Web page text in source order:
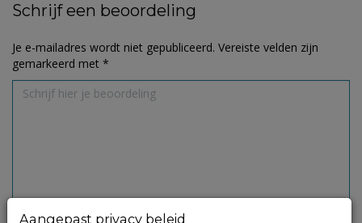
Schrijf een beoordeling
Je e-mailadres wordt niet gepubliceerd. Vereiste velden zijn
gemarkeerd met *
Aangepast privacy beleid